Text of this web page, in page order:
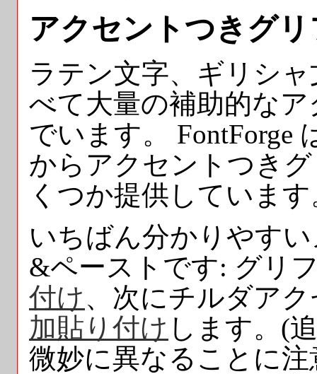
アクセントつきグ
ラテン文字、ギリシ
べて大量の補助的な
でいます。 FontForge
からアクセントつき
くつか提供しています
いちばん分かりやす
&ペーストです: グリ
付け、次にチルダア
加貼り付け します。(
微妙に異なることに